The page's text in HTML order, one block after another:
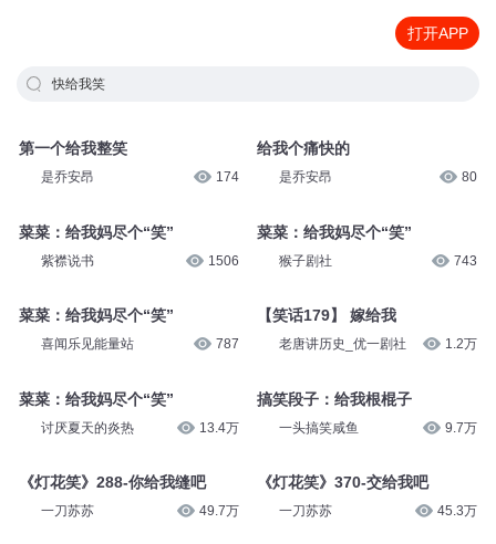
打开APP
快给我笑
第一个给我整笑
是乔安昂 174
菜菜：给我妈尽个“笑”
紫襟说书 1506
菜菜：给我妈尽个“笑”
喜闻乐见能量站 787
菜菜：给我妈尽个“笑”
讨厌夏天的炎热 13.4万
《灯花笑》288-你给我缝吧
一刀苏苏 49.7万
给我个痛快的
是乔安昂 80
菜菜：给我妈尽个“笑”
猴子剧社 743
【笑话179】 嫁给我
老唐讲历史_优一剧社 1.2万
搞笑段子：给我根棍子
一头搞笑咸鱼 9.7万
《灯花笑》370-交给我吧
一刀苏苏 45.3万